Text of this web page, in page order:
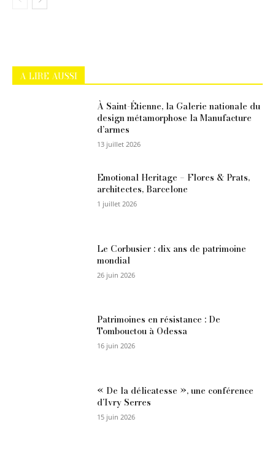
A LIRE AUSSI
À Saint-Étienne, la Galerie nationale du
design métamorphose la Manufacture
d’armes
13 juillet 2026
Emotional Heritage – Flores & Prats,
architectes, Barcelone
1 juillet 2026
Le Corbusier : dix ans de patrimoine
mondial
26 juin 2026
Patrimoines en résistance : De
Tombouctou à Odessa
16 juin 2026
« De la délicatesse », une conférence
d’Ivry Serres
15 juin 2026